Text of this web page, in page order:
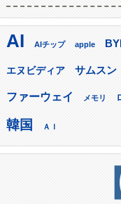
AI AIチップ apple
エヌビディア サムスン
ファーウェイ メモリ
韓国 ＡＩ